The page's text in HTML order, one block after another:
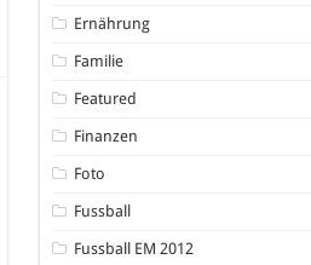
Ernährung
Familie
Featured
Finanzen
Foto
Fussball
Fussball EM 2012